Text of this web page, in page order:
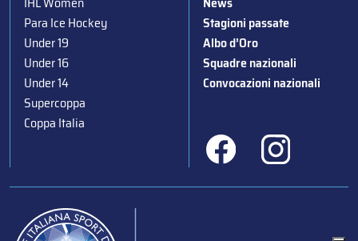
Para Ice Hockey
Under 19
Under 16
Under 14
Supercoppa
Coppa Italia
Stagioni passate
Albo d’Oro
Squadre nazionali
Convocazioni nazionali